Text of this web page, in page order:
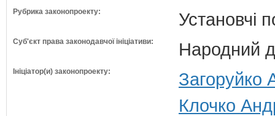
Рубрика законопроекту: Установчі
Суб'єкт права законодавчої ініціативи: Народний
Ініціатор(и) законопроекту:
Загоруйко
Клочко